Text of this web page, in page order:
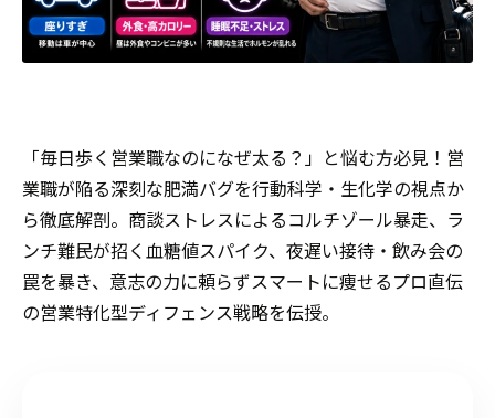
「毎日歩く営業職なのになぜ太る？」と悩む方必見！営
業職が陥る深刻な肥満バグを行動科学・生化学の視点か
ら徹底解剖。商談ストレスによるコルチゾール暴走、ラ
ンチ難民が招く血糖値スパイク、夜遅い接待・飲み会の
罠を暴き、意志の力に頼らずスマートに痩せるプロ直伝
の営業特化型ディフェンス戦略を伝授。